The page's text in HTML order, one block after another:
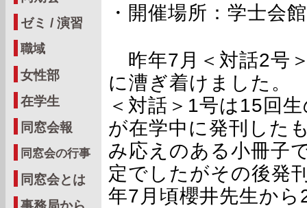
ゼミ / 演習
職域
女性部
在学生
同窓会報
同窓会の行事
同窓会とは
・開催場所：学士会館
昨年7月＜対話2号
に漕ぎ着けました。
＜対話＞1号は15回
が在学中に発刊した
み応えのある小冊子
定でしたがその後発
年7月頃櫻井先生か